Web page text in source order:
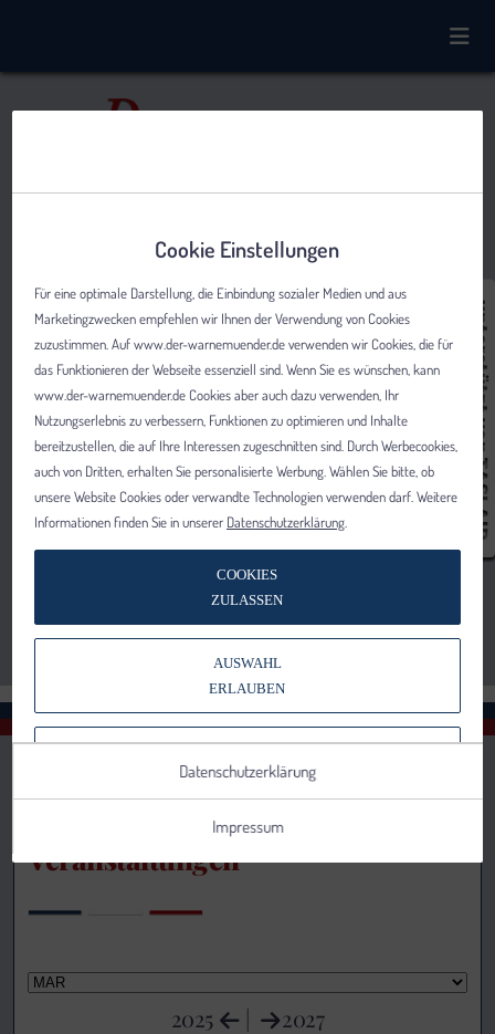
Veranstaltungen
2025 | 2027
Cookie Einstellungen
Für eine optimale Darstellung, die Einbindung sozialer Medien und aus
Marketingzwecken empfehlen wir Ihnen der Verwendung von Cookies
zuzustimmen. Auf www.der-warnemuender.de verwenden wir Cookies, die für
das Funktionieren der Webseite essenziell sind. Wenn Sie es wünschen, kann
www.der-warnemuender.de Cookies aber auch dazu verwenden, Ihr
Nutzungserlebnis zu verbessern, Funktionen zu optimieren und Inhalte
bereitzustellen, die auf Ihre Interessen zugeschnitten sind. Durch Werbecookies,
auch von Dritten, erhalten Sie personalisierte Werbung. Wählen Sie bitte, ob
unsere Website Cookies oder verwandte Technologien verwenden darf. Weitere
Informationen finden Sie in unserer Datenschutzerklärung
COOKIES
ZULASSEN
AUSWAHL
ERLAUBEN
VERWENDEN
Datenschutzerklärung
Impressum